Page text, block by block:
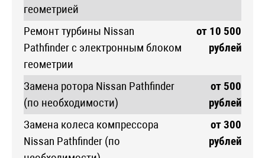
геометрией
Ремонт турбины Nissan
Pathfinder с электронным блоком
геометрии
от 10 500
рублей
Замена ротора Nissan Pathfinder
(по необходимости)
от 500
рублей
Замена колеса компрессора
Nissan Pathfinder (по
от 300
рублей